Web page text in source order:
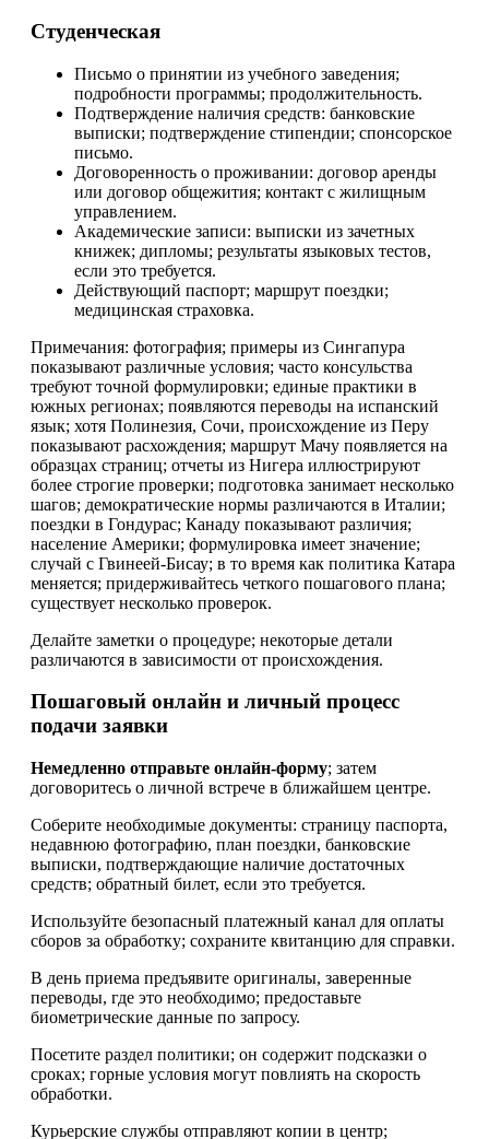
Студенческая
Письмо о принятии из учебного заведения;
подробности программы; продолжительность.
Подтверждение наличия средств: банковские
выписки; подтверждение стипендии; спонсорское
письмо.
Договоренность о проживании: договор аренды
или договор общежития; контакт с жилищным
управлением.
Академические записи: выписки из зачетных
книжек; дипломы; результаты языковых тестов,
если это требуется.
Действующий паспорт; маршрут поездки;
медицинская страховка.
Примечания: фотография; примеры из Сингапура
показывают различные условия; часто консульства
требуют точной формулировки; единые практики в
южных регионах; появляются переводы на испанский
язык; хотя Полинезия, Сочи, происхождение из Перу
показывают расхождения; маршрут Мачу появляется на
образцах страниц; отчеты из Нигера иллюстрируют
более строгие проверки; подготовка занимает несколько
шагов; демократические нормы различаются в Италии;
поездки в Гондурас; Канаду показывают различия;
население Америки; формулировка имеет значение;
случай с Гвинеей-Бисау; в то время как политика Катара
меняется; придерживайтесь четкого пошагового плана;
существует несколько проверок.
Делайте заметки о процедуре; некоторые детали
различаются в зависимости от происхождения.
Пошаговый онлайн и личный процесс
подачи заявки
Немедленно отправьте онлайн-форму; затем
договоритесь о личной встрече в ближайшем центре.
Соберите необходимые документы: страницу паспорта,
недавнюю фотографию, план поездки, банковские
выписки, подтверждающие наличие достаточных
средств; обратный билет, если это требуется.
Используйте безопасный платежный канал для оплаты
сборов за обработку; сохраните квитанцию для справки.
В день приема предъявите оригиналы, заверенные
переводы, где это необходимо; предоставьте
биометрические данные по запросу.
Посетите раздел политики; он содержит подсказки о
сроках; горные условия могут повлиять на скорость
обработки.
Курьерские службы отправляют копии в центр;